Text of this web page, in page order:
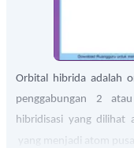
Orbital hibrida adalah
penggabungan 2
hibridisasi yang dilihat
yang menjadi atom